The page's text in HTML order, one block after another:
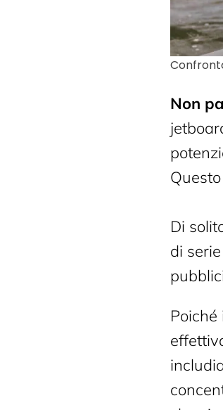
Non
Di
di
Poiché